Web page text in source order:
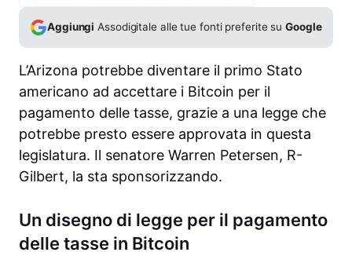
Aggiungi Assodigitale alle tue fonti preferite suGoogle
L’Arizona potrebbe diventare il primo Stato
americano ad accettare i Bitcoin per il
pagamento delle tasse, grazie a una legge che
potrebbe presto essere approvata in questa
legislatura. Il senatore Warren Petersen, R-
Gilbert, la sta sponsorizzando.
Un disegno di legge per il pagamento
delle tasse in Bitcoin